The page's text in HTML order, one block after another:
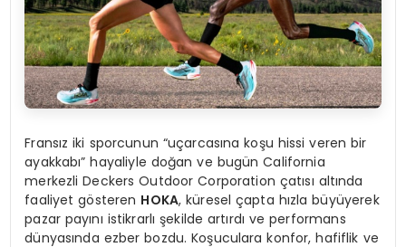
Fransız iki sporcunun “uçarcasına koşu hissi veren bir
ayakkabı” hayaliyle doğan ve bugün California
merkezli Deckers Outdoor Corporation çatısı altında
faaliyet gösteren HOKA, küresel çapta hızla büyüyerek
pazar payını istikrarlı şekilde artırdı ve performans
dünyasında ezber bozdu. Koşuculara konfor, hafiflik ve